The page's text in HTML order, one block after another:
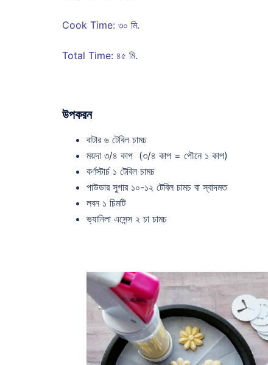
Cook Time: ৩০ মি.
Total Time: ৪৫ মি.
উপকরন
বাটার ৬ টেবিল চামচ
ময়দা ৩/৪ কাপ (৩/৪ কাপ = পৌনে ১ কাপ)
কর্ণস্টার্চ ১ টেবিল চামচ
পাউডার সুগার ১০-১২ টেবিল চামচ বা স্বাদমত
লবন ১ চিমটি
ভ্যানিলা এসেন্স ২ চা চামচ